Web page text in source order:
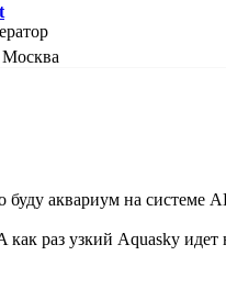
Москва
буду аквариум на системе
раз узкий Aquasky идет